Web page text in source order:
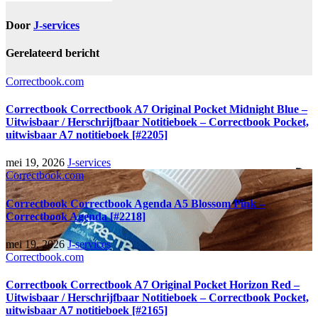
Door J-services
Gerelateerd bericht
Correctbook.com
Correctbook Correctbook A7 Original Pocket Midnight Blue –
Uitwisbaar / Herschrijfbaar Notitieboek – Correctbook Pocket,
uitwisbaar A7 notitieboek [#2205]
mei 19, 2026 J-services
Correctbook.com
Correctbook Correctbook Agenda A5 Blossom Pink –
Correctbook Agenda [#2218]
mei 19, 2026J-services
Correctbook.com
Correctbook Correctbook A7 Original Pocket Horizon Red –
Uitwisbaar / Herschrijfbaar Notitieboek – Correctbook Pocket,
uitwisbaar A7 notitieboek [#2165]